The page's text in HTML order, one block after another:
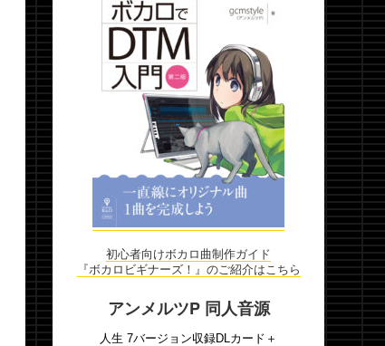
初心者向けボカロ曲制作ガイド
『ボカロビギナーズ！』のご紹介はこちら
アンメルツP 同人音源
人生 7バージョン収録DLカード＋